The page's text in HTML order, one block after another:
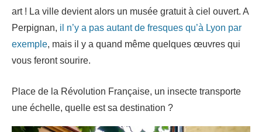
art ! La ville devient alors un musée gratuit à ciel ouvert. A
Perpignan, il n’y a pas autant de fresques qu’à Lyon par
exemple, mais il y a quand même quelques œuvres qui
vous feront sourire.
Place de la Révolution Française, un insecte transporte
une échelle, quelle est sa destination ?